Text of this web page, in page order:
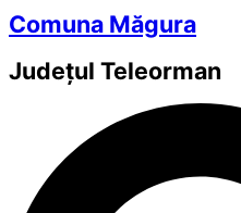
Comuna Măgura
Județul Teleorman